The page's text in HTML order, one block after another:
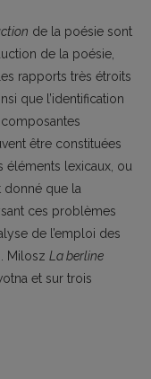
de la poésie sont
de la poésie,
rapports très étroits
que l’identification
être constituées
éléments lexicaux, ou
donné que la
ces problèmes
de l’emploi des
Milosz La berline
et sur trois